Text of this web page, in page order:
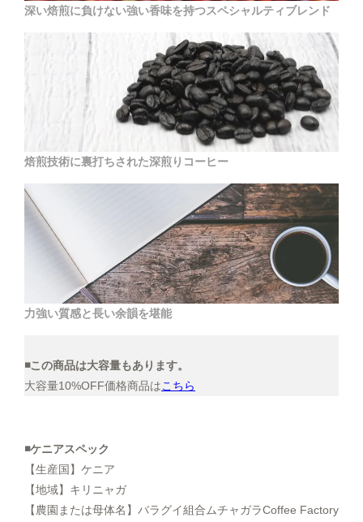
3,200円(税込3,456円)
【豆のまま】
4,000円(税込4,320円)
【中挽き】ペーパードリップ用
4,000円(税込4,320円)
【極細挽き】エスプレッソ用
4,000円(税込4,320円)
【細挽き】
【中細挽き】サイフォン用
4,000円(税込4,320円)
【粗挽き】ネルドリップ用
4,000円(税込4,320円)
【極粗挽き】パーコレーター/フ
レンチプレス用
深い焙煎に負けない強い香味を持つスペシャルティブレンド
焙煎技術に裏打ちされた深煎りコーヒー
力強い質感と長い余韻を堪能
◾️この商品は大容量もあります。
大容量10%OFF価格商品はこちら
◾️ケニアスペック
【生産国】ケニア
【地域】キリニャガ
【農園または母体名】バラグイ組合ムチャガラCoffee Factory